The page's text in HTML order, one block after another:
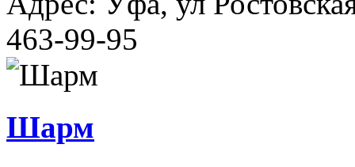
463-99-95
Шарм